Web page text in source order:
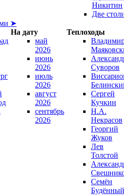
Никитин
Две
➤
На дату
Теплоходы
май
2026
июнь
2026
июль
2026
август
2026
сентябрь
2026
Суворов
Сергей
Кучкин
Н.А.
Некрасов
Георгий
Жуков
Лев
Толстой
Семён
Будённый